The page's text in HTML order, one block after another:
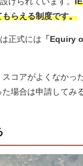
らえる制度です。
正式には 「Equiry
コアがよくなかっ
場合は申請してみ